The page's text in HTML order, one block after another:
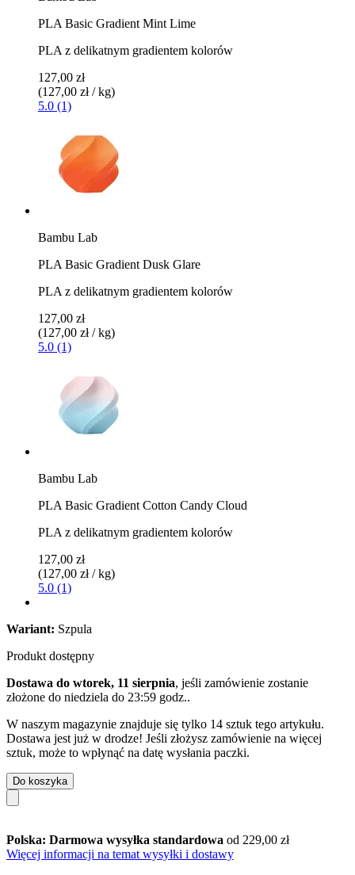
PLA Basic Gradient Mint Lime
PLA z delikatnym gradientem kolorów
127,00 zł
(127,00 zł / kg)
5.0 (1)
Bambu Lab
PLA Basic Gradient Dusk Glare
PLA z delikatnym gradientem kolorów
127,00 zł
(127,00 zł / kg)
5.0 (1)
Bambu Lab
PLA Basic Gradient Cotton Candy Cloud
PLA z delikatnym gradientem kolorów
127,00 zł
(127,00 zł / kg)
5.0 (1)
Wariant: Szpula
Produkt dostępny
Dostawa do wtorek, 11 sierpnia, jeśli zamówienie zostanie
złożone do niedziela do 23:59 godz..
W naszym magazynie znajduje się tylko 14 sztuk tego artykułu.
Dostawa jest już w drodze! Jeśli złożysz zamówienie na więcej
sztuk, może to wpłynąć na datę wysłania paczki.
Do koszyka
Polska: Darmowa wysyłka standardowa od 229,00 zł
Więcej informacji na temat wysyłki i dostawy